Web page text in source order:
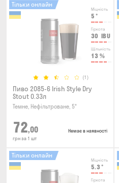
Міцність
5 °
Гіркота
30 IBU
Щільність
13 %
(1)
Тільки онлайн
Пиво 2085-6 Irish Style Dry
Stout 0.33л
Темне, Нефільтроване, 5°
72,00
грн за 1 шт
Немає в наявності
Міцність
5.3 °
Гіркота
Тільки онлайн